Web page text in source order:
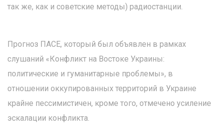
так же, как и советские методы) радиостанции.
Прогноз ПАСЕ, который был объявлен в рамках
слушаний «Конфликт на Востоке Украины:
политические и гуманитарные проблемы», в
отношении оккупированных территорий в Украине
крайне пессимистичен, кроме того, отмечено усиление
эскалации конфликта.